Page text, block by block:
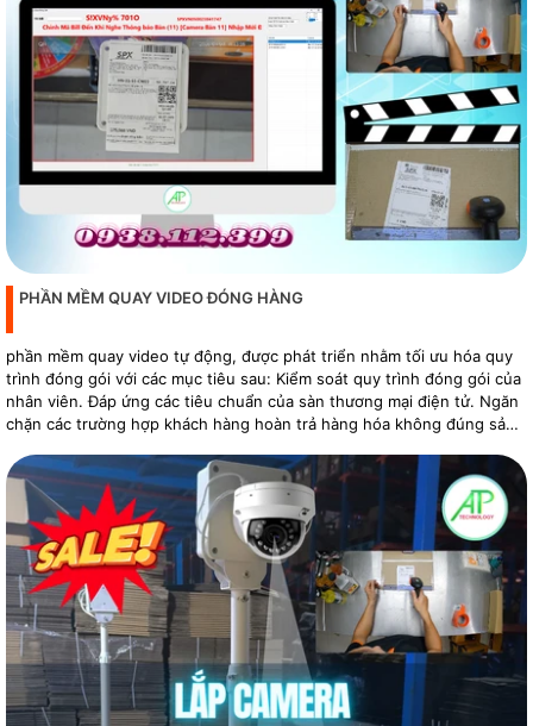
PHẦN MỀM QUAY VIDEO ĐÓNG HÀNG
phần mềm quay video tự động, được phát triển nhằm tối ưu hóa quy
trình đóng gói với các mục tiêu sau: Kiểm soát quy trình đóng gói của
nhân viên. Đáp ứng các tiêu chuẩn của sàn thương mại điện tử. Ngăn
chặn các trường hợp khách hàng hoàn trả hàng hóa không đúng sản